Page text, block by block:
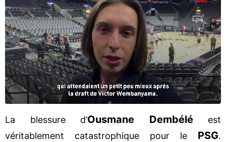
La blessure d’Ousmane Dembéléest
véritablement catastrophique pour le PSG.